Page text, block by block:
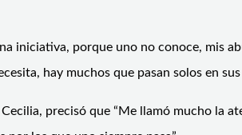
iniciativa, porque uno no conoce, mis
hay muchos que pasan solos en sus
precisó que “Me llamó mucho la